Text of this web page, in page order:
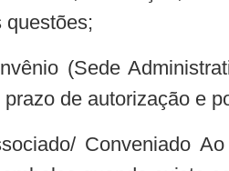
questões;
(Sede
de autorização e
Conveniado